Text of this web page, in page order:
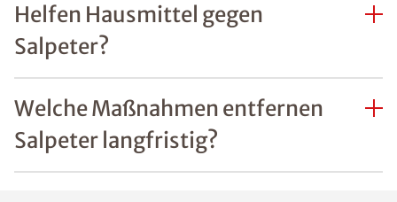
Helfen Hausmittel gegen
Salpeter?
Welche Maßnahmen entfernen
Salpeter langfristig?